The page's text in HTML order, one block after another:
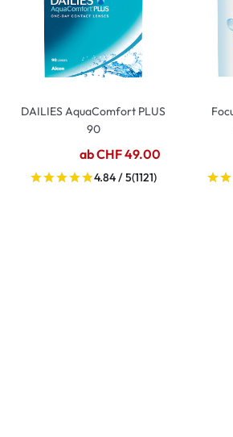
DAILIES AquaComfort PLUS
90
ab CHF 49.00
4.84 / 5(1121)